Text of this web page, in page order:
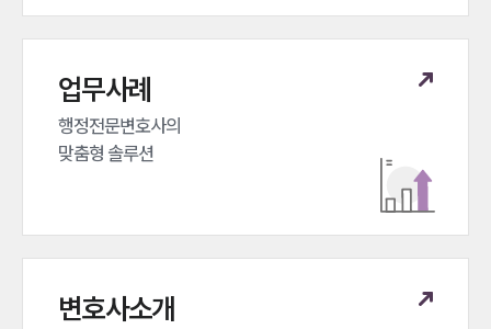
업무사례
행정전문변호사의
맞춤형 솔루션
변호사소개